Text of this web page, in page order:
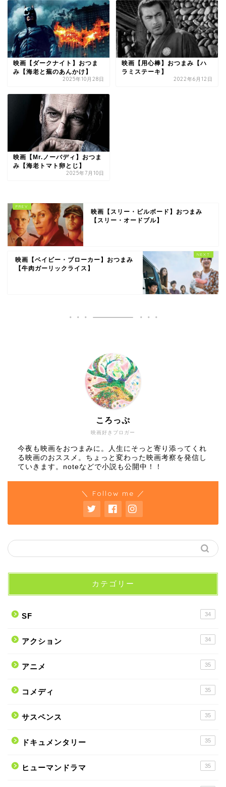
映画【ダークナイト】おつま
み【海老と蕪のあんかけ】
2025年10月28日
映画【用心棒】おつまみ【ハ
ラミステーキ】
2022年6月12日
映画【Mr.ノーバディ】おつま
み【海老トマト卵とじ】
2025年7月10日
映画【スリー・ビルボード】おつまみ
【スリー・オードブル】
映画【ベイビー・ブローカー】おつまみ
【牛肉ガーリックライス】
映画好きブロガー
ころっぷ
今夜も映画をおつまみに。人生にそっと寄り添ってくれ
る映画のおススメ。ちょっと変わった映画考察を発信し
ていきます。noteなどで小説も公開中！！
＼ Follow me ／
カテゴリー
SF 34
アクション 34
アニメ 35
コメディ 35
サスペンス 35
ドキュメンタリー 35
ヒューマンドラマ 35